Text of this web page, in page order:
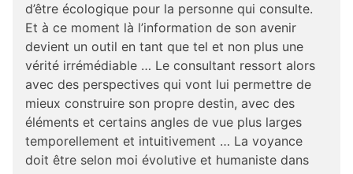
d’être écologique pour la personne qui consulte.
Et à ce moment là l’information de son avenir
devient un outil en tant que tel et non plus une
vérité irrémédiable … Le consultant ressort alors
avec des perspectives qui vont lui permettre de
mieux construire son propre destin, avec des
éléments et certains angles de vue plus larges
temporellement et intuitivement … La voyance
doit être selon moi évolutive et humaniste dans